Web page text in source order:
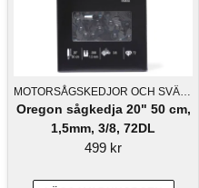
Oregon sågkedja 20" 50 cm,
1,5mm, 3/8, 72DL
499 kr